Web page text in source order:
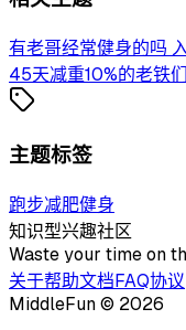
有老哥经常健身的吗
45天减重10%的老铁
主题标签
跑步减肥健身
知识型兴趣社区
Waste your time on
关于帮助文档FAQ协议
MiddleFun © 2026